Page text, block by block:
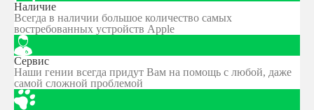
Наличие
Всегда в наличии большое количество самых
востребованных устройств Apple
Сервис
Наши гении всегда придут Вам на помощь с любой, даже
самой сложной проблемой